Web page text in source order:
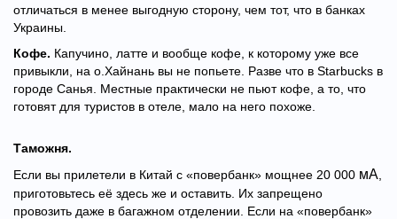
отличаться в менее выгодную сторону, чем тот, что в банках
Украины.
Кофе. Капучино, латте и вообще кофе, к которому уже все
привыкли, на о.Хайнань вы не попьете. Разве что в Starbucks в
городе Санья. Местные практически не пьют кофе, а то, что
готовят для туристов в отеле, мало на него похоже.
Таможня.
Если вы прилетели в Китай с «повербанк» мощнее 20 000 мА
приготовьтесь её здесь же и оставить. Их запрещено
провозить даже в багажном отделении. Если на «повербанк»